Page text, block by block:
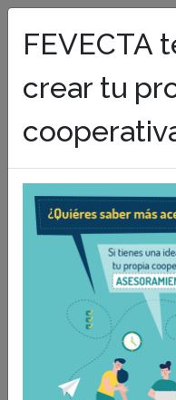
Empresas de
Cooperativas
Emilio
de
FEVECTA
crear tu